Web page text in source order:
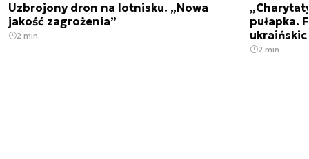
Uzbrojony dron na lotnisku. „Nowa
jakość zagrożenia”
2 min.
pułapka.
2 min.